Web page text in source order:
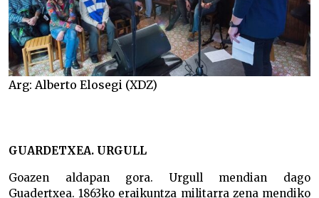
Arg: Alberto Elosegi (XDZ)
GUARDETXEA. URGULL
Goazen aldapan gora. Urgull mendian dago
Guadertxea. 1863ko eraikuntza militarra zena mendiko